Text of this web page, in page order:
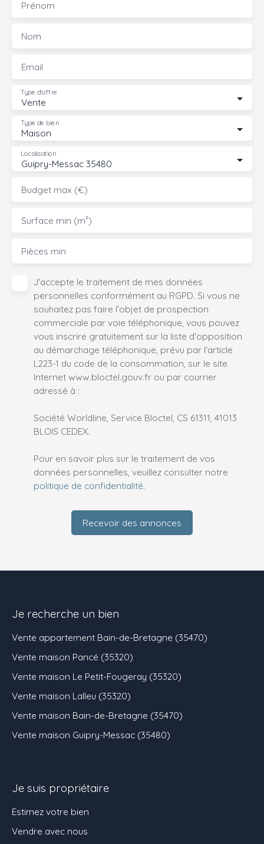
Prénom
Nom
Email
Vente
Type d'offre
Maison
Type de bien
Guipry-Messac 35480
Localisation
Budget max (€)
Surface min (m²)
Pièces min
J'accepte le traitement de mes données
personnelles conformément au RGPD. Si vous ne
souhaitez pas faire l'objet de prospection
commerciale par voie téléphonique, vous pouvez
vous inscrire gratuitement sur la liste d'opposition
au démarchage téléphonique, prévu par l'article
L223-1 du code de la consommation, sur le site
Internet www.bloctel.gouv.fr ou par courrier
adressé à :
Société Worldline, Service Bloctel, CS 61311, 41013
BLOIS CEDEX.
Pour en savoir plus sur le traitement de vos
données personnelles, veuillez consulter notre
politique de confidentialité.
Recevoir des annonces
Je recherche un bien
Vente appartement Bain-de-Bretagne (35470)
Vente maison Pancé (35320)
Vente maison Le Petit-Fougeray (35320)
Vente maison Lalleu (35320)
Vente maison Bain-de-Bretagne (35470)
Vente maison Guipry-Messac (35480)
Je suis propriétaire
Estimez votre bien
Vendre avec nous